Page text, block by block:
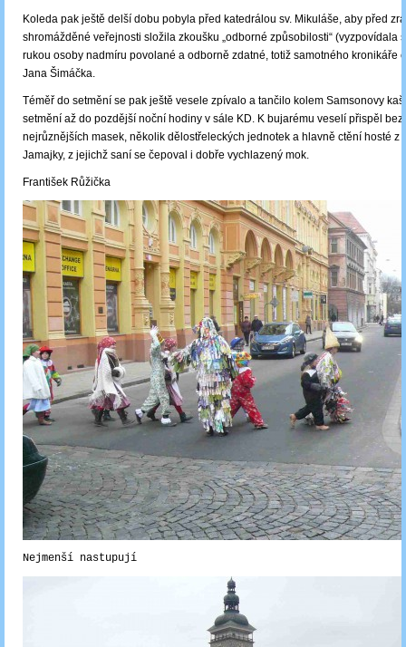
Koleda pak ještě delší dobu pobyla před katedrálou sv. Mikuláše, aby před
shromážděné veřejnosti složila zkoušku „odborné způsobilosti“ (vyzpovídala
rukou osoby nadmíru povolané a odborně zdatné, totiž samotného kronikáře
Jana Šimáčka.
Téměř do setmění se pak ještě vesele zpívalo a tančilo kolem Samsonovy
setmění až do pozdější noční hodiny v sále KD. K bujarému veselí přispěl
nejrůznějších masek, několik dělostřeleckých jednotek a hlavně ctění hosté z
Jamajky, z jejichž saní se čepoval i dobře vychlazený mok.
František Růžička
Nejmenší nastupují